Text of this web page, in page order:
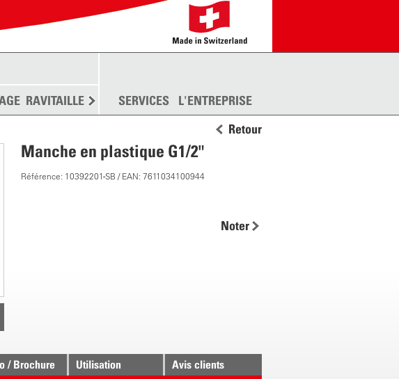
RAVITAILLEMENT DISPERSION PLUS
SERVICES L'ENTREPRISE
Retour
Manche en plastique G1/2"
Référence: 10392201-SB / EAN: 7611034100944
Noter
/ Brochure Utilisation Avis clients